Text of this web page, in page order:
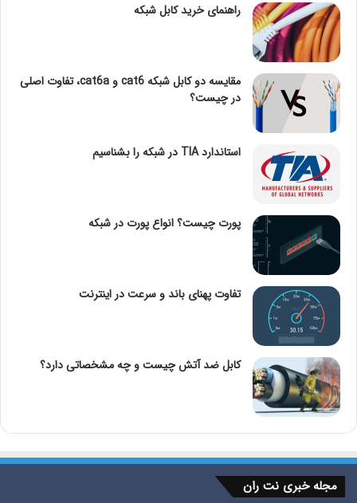
راهنمای خرید کابل شبکه
مقایسه دو کابل شبکه cat6 و cat6a، تفاوت اصلی
در چیست؟
استاندارد TIA در شبکه را بشناسیم
پورت چیست؟ انواع پورت در شبکه
تفاوت پهنای باند و سرعت در اینترنت
کابل ضد آتش چیست و چه مشخصاتی دارد؟
مجله خبری نت ران